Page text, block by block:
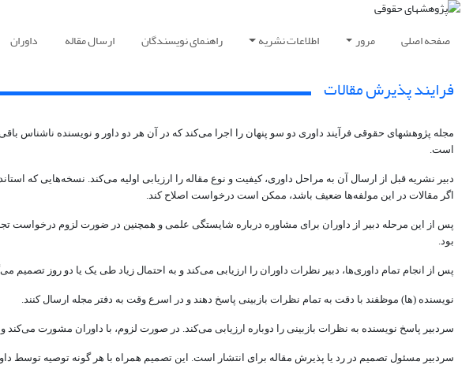
صفحه اصلی مرور اطلاعات نشریه راهنمای نویسندگان ارسال مقاله داوران
فرایند پذیرش مقالات
است.
دبیر نشریه قبل از ارسال آن به مراحل داوری، کیفیت و نوع مقاله را ارزیابی اولیه می‌کند. نسخه‌هایی که
اگر مقالات در این مولفه‌ها ضعیف باشد، ممکن است درخواست اصلاح کند.
پس از این مرحله دبیر از داوران برای مشاوره درباره شایستگی علمی و همچنین در ضورت لزوم درخواست
بود.
پس از انجام تمام داوری‌ها، دبیر نظرات داوران را ارزیابی می‌کند و به احتمال زیاد طی یک یا دو روز
نویسنده (ها) موظفند با دقت به تمام نظرات بازبینی پاسخ دهند و در اسرع وقت به دفتر مجله ارسال کنند.
سردبیر پاسخ نویسنده به نظرات بازبینی را دوباره ارزیابی می‌کند. در صورت لزوم، با داوران مشورت
سردبیر مسئول تصمیم در رد یا پذیرش مقاله برای انتشار است. این تصمیم همراه با هر گونه توصیه توسط